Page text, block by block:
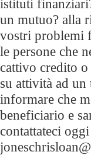
istituti
un mutuo? alla
vostri problemi
le persone che
cattivo credito
su attività ad un
informare che
beneficiario e
contattateci